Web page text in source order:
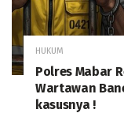
HUKUM
Polres Mabar
Wartawan
kasusnya !